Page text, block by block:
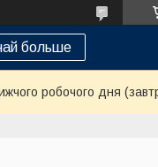
больше
робочого дня